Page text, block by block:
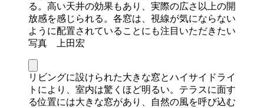
る。高い天井の効果もあり、実際の広さ以上の開
放感を感じられる。各窓は、視線が気にならない
ように配置されていることにも注目いただきたい
写真 上田宏
リビングに設けられた大きな窓とハイサイドライ
トにより、室内は驚くほど明るい。テラスに面す
る位置には大きな窓があり、自然の風を呼び込む